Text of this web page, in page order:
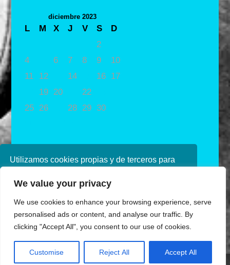
Utilizamos cookies propias y de terceros para
navegando, consideramos que acepta su uso.
política de cookies consulte nuestra
Política de
privacidad
We value your privacy
We use cookies to enhance your browsing experience, serve
personalised ads or content, and analyse our traffic. By
clicking "Accept All", you consent to our use of cookies.
Customise Reject All Accept All
diciembre 2023
L M X J V S
D
2
4
6 7 8 9
10
11
12 14 16
17
19 20 22
25
26 28 29 30
Diseñado por Ana de Miguel